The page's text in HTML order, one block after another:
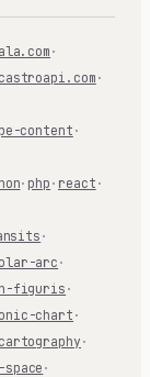
·
·
content ·
· php · react ·
·
arc ·
figuris ·
chart·
·
·